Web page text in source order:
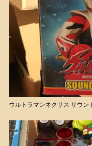
ウルトラマンネクサス サウン